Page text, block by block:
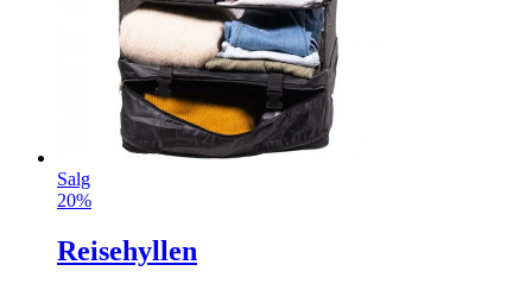
Salg
20%
Reisehyllen